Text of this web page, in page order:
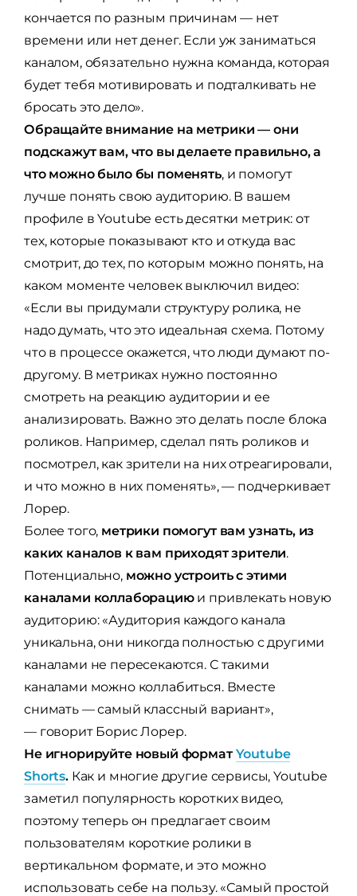
кончается по разным причинам — нет
времени или нет денег. Если уж заниматься
каналом, обязательно нужна команда, которая
будет тебя мотивировать и подталкивать не
бросать это дело».
Обращайте внимание на метрики — они
подскажут вам, что вы делаете правильно, а
что можно было бы поменять, и помогут
лучше понять свою аудиторию. В вашем
профиле в Youtube есть десятки метрик: от
тех, которые показывают кто и откуда вас
смотрит, до тех, по которым можно понять, на
каком моменте человек выключил видео:
«Если вы придумали структуру ролика, не
надо думать, что это идеальная схема. Потому
что в процессе окажется, что люди думают по-
другому. В метриках нужно постоянно
смотреть на реакцию аудитории и ее
анализировать. Важно это делать после блока
роликов. Например, сделал пять роликов и
посмотрел, как зрители на них отреагировали,
и что можно в них поменять», — подчеркивает
Лорер.
Более того, метрики помогут вам узнать, из
каких каналов к вам приходят зрители.
Потенциально, можно устроить с этими
каналами коллаборациюи привлекать новую
аудиторию: «Аудитория каждого канала
уникальна, они никогда полностью с другими
каналами не пересекаются. С такими
каналами можно коллабиться. Вместе
снимать — самый классный вариант»,
— говорит Борис Лорер.
Не игнорируйте новый форматYoutube
Shorts.Как и многие другие сервисы, Youtube
заметил популярность коротких видео,
поэтому теперь он предлагает своим
пользователям короткие ролики в
вертикальном формате, и это можно
использовать себе на пользу. «Самый простой